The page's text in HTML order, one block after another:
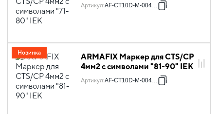
Артикул:AF-CT10D-M-004-08
ARMAFIX Маркер для CTS/CP
4мм2 с символами "81-90" IEK
Артикул:AF-CT10D-M-004-09
Новинка